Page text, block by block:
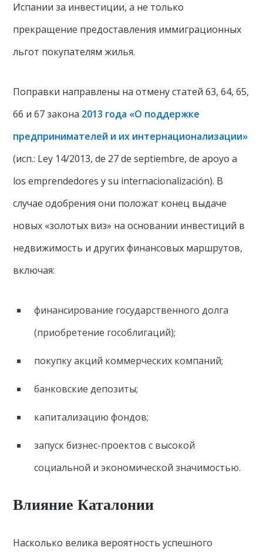
Испании за инвестиции, а не только
прекращение предоставления иммиграционных
льгот покупателям жилья.
Поправки направлены ​​на отмену статей 63, 64, 65,
66 и 67 закона 2013 года «О поддержке
предпринимателей и их интернационализации»
(исп.: Ley 14/2013, de 27 de septiembre, de apoyo a
los emprendedores y su internacionalización). В
случае одобрения они положат конец выдаче
новых «золотых виз» на основании инвестиций в
недвижимость и других финансовых маршрутов,
включая:
финансирование государственного долга
(приобретение гособлигаций);
покупку акций коммерческих компаний;
банковские депозиты;
капитализацию фондов;
запуск бизнес-проектов с высокой
социальной и экономической значимостью.
Влияние Каталонии
Насколько велика вероятность успешного